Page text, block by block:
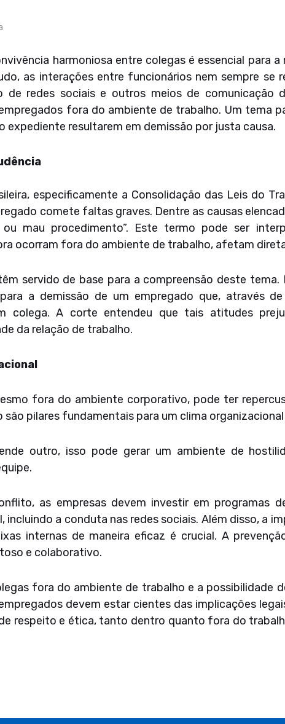
harmoniosa entre colegas é essencial para
as interações entre funcionários nem sempre
de redes sociais e outros meios de comunicação
fora do ambiente de trabalho. Um tema
expediente resultarem em demissão por justa causa.
especificamente a Consolidação das Leis do
comete faltas graves. Dentre as causas
mau procedimento”. Este termo pode ser
ocorram fora do ambiente de trabalho, afetam
servido de base para a compreensão deste
a demissão de um empregado que, através
colega. A corte entendeu que tais atitudes
da relação de trabalho.
fora do ambiente corporativo, pode ter
pilares fundamentais para um clima
outro, isso pode gerar um ambiente de
as empresas devem investir em programas
a conduta nas redes sociais. Além disso, a
internas de maneira eficaz é crucial. A
e colaborativo.
fora do ambiente de trabalho e a possibilidade
devem estar cientes das implicações
respeito e ética, tanto dentro quanto fora do